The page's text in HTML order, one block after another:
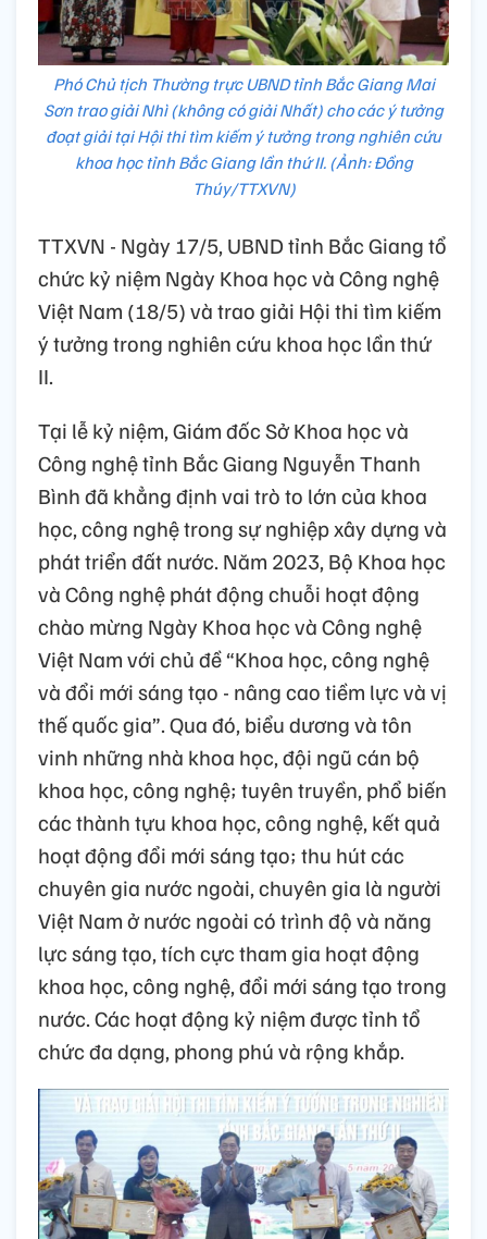
Phó Chủ tịch Thường trực UBND tỉnh Bắc Giang Mai
Sơn trao giải Nhì (không có giải Nhất) cho các ý tưởng
đoạt giải tại Hội thi tìm kiếm ý tưởng trong nghiên cứu
khoa học tỉnh Bắc Giang lần thứ II. (Ảnh: Đồng
Thúy/TTXVN)
TTXVN - Ngày 17/5, UBND tỉnh Bắc Giang tổ
chức kỷ niệm Ngày Khoa học và Công nghệ
Việt Nam (18/5) và trao giải Hội thi tìm kiếm
ý tưởng trong nghiên cứu khoa học lần thứ
II.
Tại lễ kỷ niệm, Giám đốc Sở Khoa học và
Công nghệ tỉnh Bắc Giang Nguyễn Thanh
Bình đã khẳng định vai trò to lớn của khoa
học, công nghệ trong sự nghiệp xây dựng và
phát triển đất nước. Năm 2023, Bộ Khoa học
và Công nghệ phát động chuỗi hoạt động
chào mừng Ngày Khoa học và Công nghệ
Việt Nam với chủ đề “Khoa học, công nghệ
và đổi mới sáng tạo - nâng cao tiềm lực và vị
thế quốc gia”. Qua đó, biểu dương và tôn
vinh những nhà khoa học, đội ngũ cán bộ
khoa học, công nghệ; tuyên truyền, phổ biến
các thành tựu khoa học, công nghệ, kết quả
hoạt động đổi mới sáng tạo; thu hút các
chuyên gia nước ngoài, chuyên gia là người
Việt Nam ở nước ngoài có trình độ và năng
lực sáng tạo, tích cực tham gia hoạt động
khoa học, công nghệ, đổi mới sáng tạo trong
nước. Các hoạt động kỷ niệm được tỉnh tổ
chức đa dạng, phong phú và rộng khắp.